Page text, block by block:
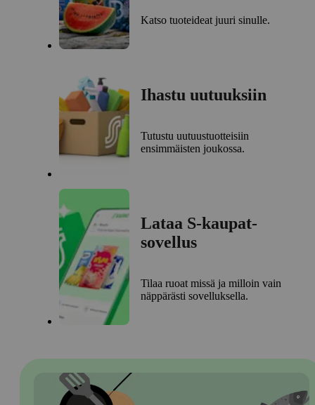
Katso tuoteideat juuri sinulle.
Ihastu uutuuksiin
Tutustu uutuustuotteisiin
ensimmäisten joukossa.
Lataa S-kaupat-
sovellus
Tilaa ruoat missä ja milloin vain
näppärästi sovelluksella.